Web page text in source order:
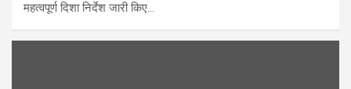
महत्वपूर्ण दिशा निर्देश जारी किए…